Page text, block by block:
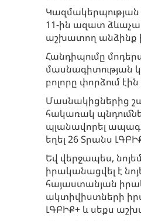
Կազմակերպության
11-ին ազատ
աշխատող անձինք
Հանդիպումը
մասնագիտության
բոլորը փորձում
Մասնակիցներից
հակառակ
պլանավորել
եղել 26 Տրանս
Եվ վերջապես,
իրականացվել է
հայաստանյան
ակտիվիստների
ԼԳԲԻՔ+ և սեքս